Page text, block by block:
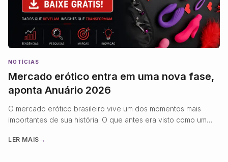
NOTÍCIAS
Mercado erótico entra em uma nova fase,
aponta Anuário 2026
O mercado erótico brasileiro vive um dos momentos mais
importantes de sua história. O que antes era visto como um
madura, altamente profissionalizada e orientada por inovação,
LER MAIS →